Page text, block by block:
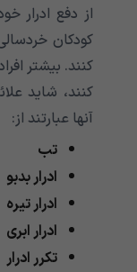
از دفع ادرار
کودکان
کنند. بیشتر
کنند، شاید
آنها عبارتند از:
تب
ادرار بدبو
ادرار تیره
ادرار ابری
تکرر ادرار